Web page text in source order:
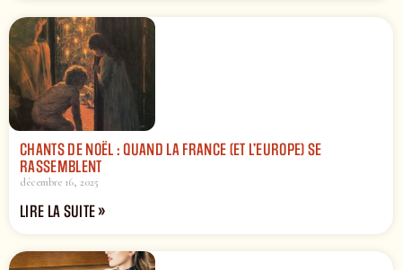
CHANTS DE NOËL : QUAND LA FRANCE (ET L’EUROPE) SE
RASSEMBLENT
décembre 16, 2025
LIRE LA SUITE »